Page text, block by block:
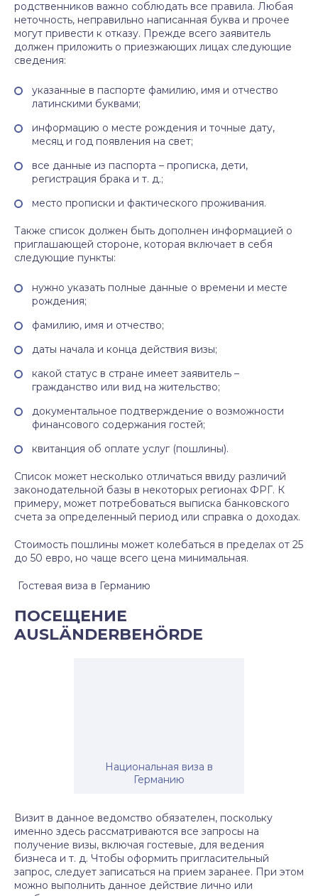
родственников важно соблюдать все правила. Любая
неточность, неправильно написанная буква и прочее
могут привести к отказу. Прежде всего заявитель
должен приложить о приезжающих лицах следующие
сведения:
указанные в паспорте фамилию, имя и отчество
латинскими буквами;
информацию о месте рождения и точные дату,
месяц и год появления на свет;
все данные из паспорта – прописка, дети,
регистрация брака и т. д.;
место прописки и фактического проживания.
Также список должен быть дополнен информацией о
приглашающей стороне, которая включает в себя
следующие пункты:
нужно указать полные данные о времени и месте
рождения;
фамилию, имя и отчество;
даты начала и конца действия визы;
какой статус в стране имеет заявитель –
гражданство или вид на жительство;
документальное подтверждение о возможности
финансового содержания гостей;
квитанция об оплате услуг (пошлины).
Список может несколько отличаться ввиду различий
законодательной базы в некоторых регионах ФРГ. К
примеру, может потребоваться выписка банковского
счета за определенный период или справка о доходах.
Стоимость пошлины может колебаться в пределах от 25
до 50 евро, но чаще всего цена минимальная.
Гостевая виза в Германию
ПОСЕЩЕНИЕ
AUSLÄNDERBEHÖRDE
Национальная виза в
Германию
Визит в данное ведомство обязателен, поскольку
именно здесь рассматриваются все запросы на
получение визы, включая гостевые, для ведения
бизнеса и т. д. Чтобы оформить пригласительный
запрос, следует записаться на прием заранее. При этом
можно выполнить данное действие лично или